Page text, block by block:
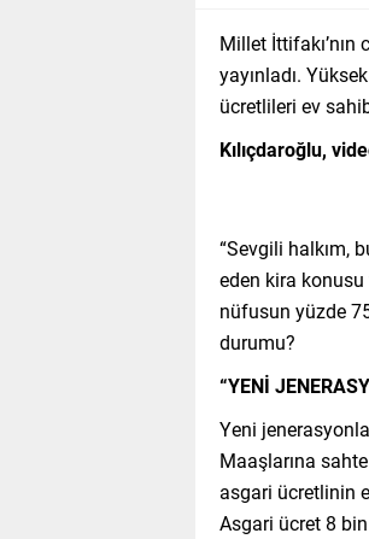
Millet
yayınladı.
ücretlileri ev
Kılıçdaroğlu,
“Sevgili halkım,
eden kira konusu
nüfusun yüzde
durumu?
“YENİ
Yeni
Maaşlarına
asgari ücretlinin
Asgari ücret 8